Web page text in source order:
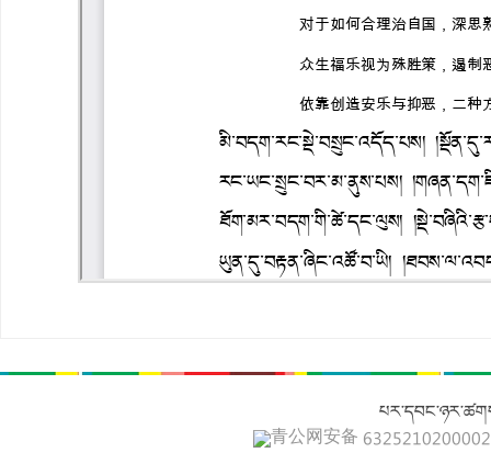
青公网安备